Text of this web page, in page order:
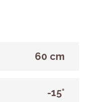
60 cm
-15°